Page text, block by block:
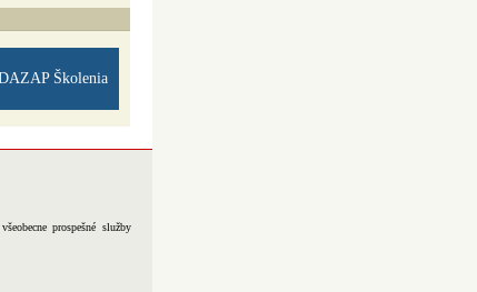
Školenia
prospešné služby